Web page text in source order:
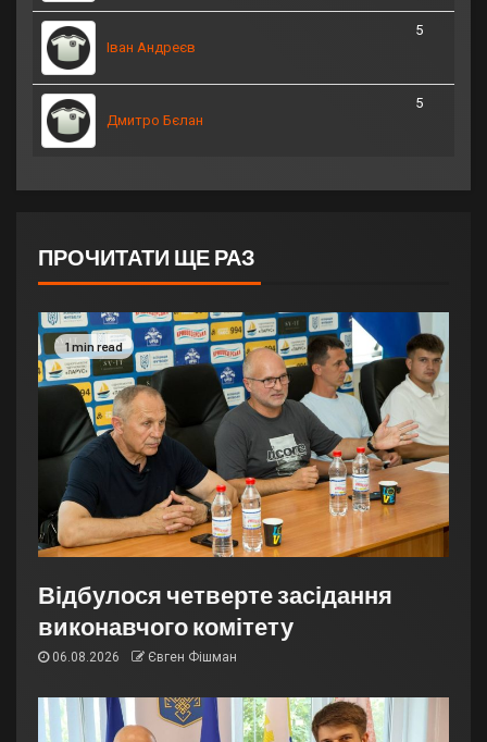
Іван Андреєв
5
Дмитро Бєлан
5
ПРОЧИТАТИ ЩЕ РАЗ
1 min read
Відбулося четверте засідання
виконавчого комітету
06.08.2026 Євген Фішман